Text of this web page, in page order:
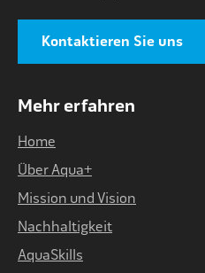
Kontaktieren Sie uns
Mehr erfahren
Home
Über Aqua+
Mission und Vision
Nachhaltigkeit
AquaSkills